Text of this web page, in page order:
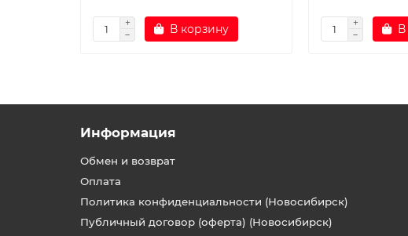
В корзину В
Информация
Обмен и возврат
Оплата
Политика конфиденциальности (Новосибирск)
Публичный договор (оферта) (Новосибирск)